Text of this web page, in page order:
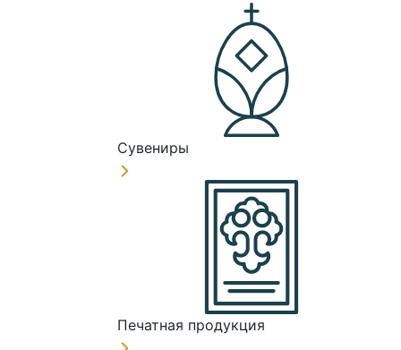
Сувениры
Печатная продукция